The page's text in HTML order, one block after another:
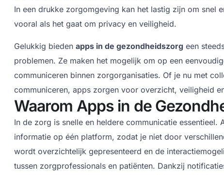
In een drukke zorgomgeving kan het lastig zijn om snel
vooral als het gaat om privacy en veiligheid.
Gelukkig bieden apps in de gezondheidszorg een
problemen. Ze maken het mogelijk om op een
communiceren binnen zorgorganisaties. Of je nu met
communiceren, apps zorgen voor overzicht, veiligheid
Waarom Apps in de
In de zorg is snelle en heldere communicatie essentieel.
informatie op één platform, zodat je niet door
wordt overzichtelijk gepresenteerd en de
tussen zorgprofessionals en patiënten. Dankzij